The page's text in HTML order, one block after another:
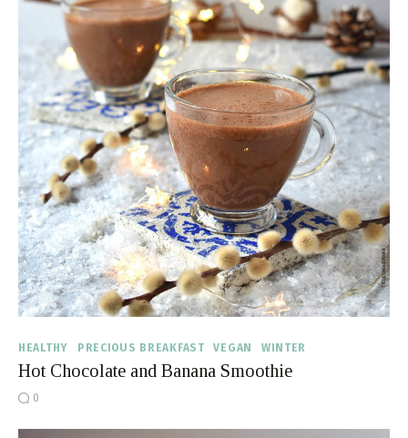
HEALTHY PRECIOUS BREAKFAST VEGAN WINTER
Hot Chocolate and Banana Smoothie
0